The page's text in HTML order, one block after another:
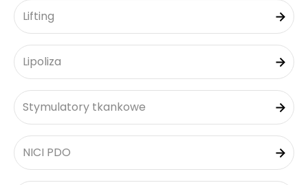
Lifting
Lipoliza
Stymulatory tkankowe
NICI PDO